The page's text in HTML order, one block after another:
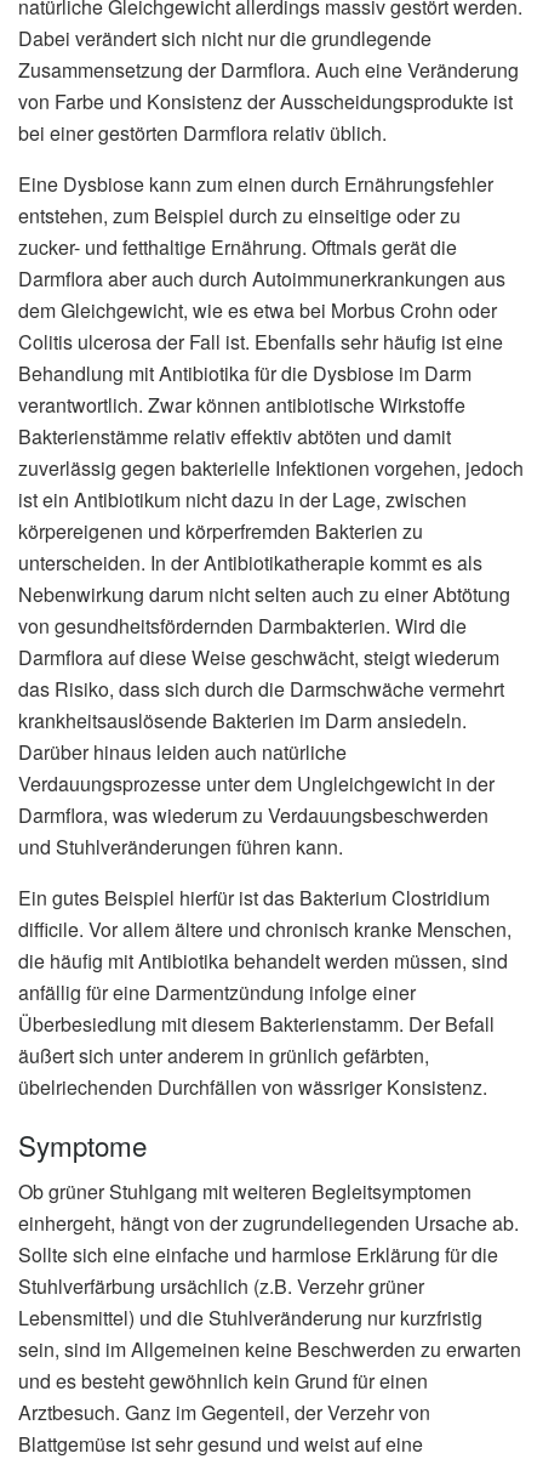
natürliche Gleichgewicht allerdings massiv gestört werden.
Dabei verändert sich nicht nur die grundlegende
Zusammensetzung der Darmflora. Auch eine Veränderung
von Farbe und Konsistenz der Ausscheidungsprodukte ist
bei einer gestörten Darmflora relativ üblich.
Eine Dysbiose kann zum einen durch Ernährungsfehler
entstehen, zum Beispiel durch zu einseitige oder zu
zucker- und fetthaltige Ernährung. Oftmals gerät die
Darmflora aber auch durch Autoimmunerkrankungen aus
dem Gleichgewicht, wie es etwa bei Morbus Crohn oder
Colitis ulcerosa der Fall ist. Ebenfalls sehr häufig ist eine
Behandlung mit Antibiotika für die Dysbiose im Darm
verantwortlich. Zwar können antibiotische Wirkstoffe
Bakterienstämme relativ effektiv abtöten und damit
zuverlässig gegen bakterielle Infektionen vorgehen, jedoch
ist ein Antibiotikum nicht dazu in der Lage, zwischen
körpereigenen und körperfremden Bakterien zu
unterscheiden. In der Antibiotikatherapie kommt es als
Nebenwirkung darum nicht selten auch zu einer Abtötung
von gesundheitsfördernden Darmbakterien. Wird die
Darmflora auf diese Weise geschwächt, steigt wiederum
das Risiko, dass sich durch die Darmschwäche vermehrt
krankheitsauslösende Bakterien im Darm ansiedeln.
Darüber hinaus leiden auch natürliche
Verdauungsprozesse unter dem Ungleichgewicht in der
Darmflora, was wiederum zu Verdauungsbeschwerden
und Stuhlveränderungen führen kann.
Ein gutes Beispiel hierfür ist das Bakterium Clostridium
difficile. Vor allem ältere und chronisch kranke Menschen,
die häufig mit Antibiotika behandelt werden müssen, sind
anfällig für eine Darmentzündung infolge einer
Überbesiedlung mit diesem Bakterienstamm. Der Befall
äußert sich unter anderem in grünlich gefärbten,
übelriechenden Durchfällen von wässriger Konsistenz.
Symptome
Ob grüner Stuhlgang mit weiteren Begleitsymptomen
einhergeht, hängt von der zugrundeliegenden Ursache ab.
Sollte sich eine einfache und harmlose Erklärung für die
Stuhlverfärbung ursächlich (z.B. Verzehr grüner
Lebensmittel) und die Stuhlveränderung nur kurzfristig
sein, sind im Allgemeinen keine Beschwerden zu erwarten
und es besteht gewöhnlich kein Grund für einen
Arztbesuch. Ganz im Gegenteil, der Verzehr von
Blattgemüse ist sehr gesund und weist auf eine